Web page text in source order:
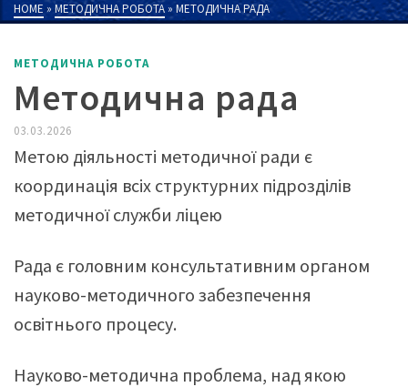
HOME » МЕТОДИЧНА РОБОТА » МЕТОДИЧНА РАДА
МЕТОДИЧНА РОБОТА
Методична рада
03.03.2026
Метою діяльності методичної ради є
координація всіх структурних підрозділів
методичної служби ліцею
Рада є головним консультативним органом
науково-методичного забезпечення
освітнього процесу.
Науково-методична проблема, над якою